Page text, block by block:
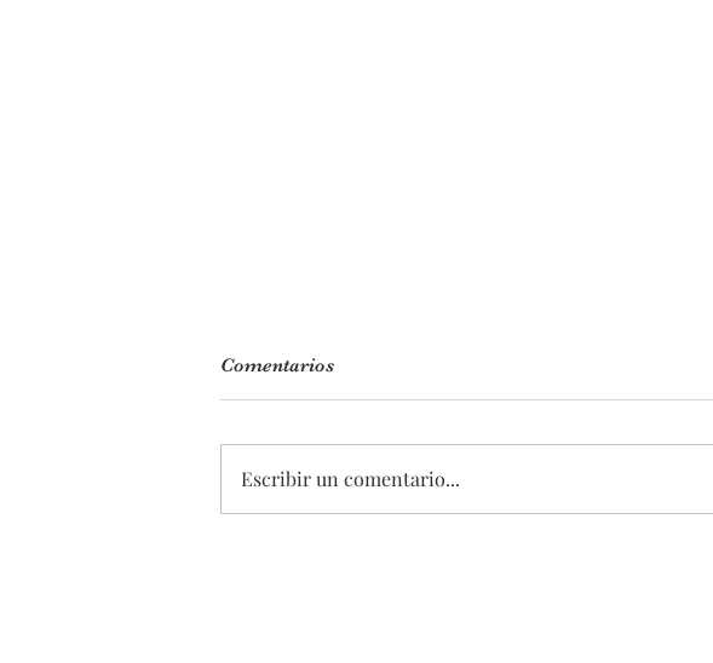
REFRESCA TU RUTINA
Comentarios
Escribir un comentario...